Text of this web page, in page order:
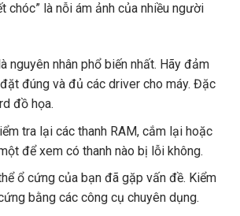
chóc” là nỗi ám ảnh của nhiều người
nguyên nhân phổ biến nhất. Hãy đảm
đúng và đủ các driver cho máy. Đặc
đồ họa.
tra lại các thanh RAM, cắm lại hoặc
để xem có thanh nào bị lỗi không.
ổ cứng của bạn đã gặp vấn đề. Kiểm
bằng các công cụ chuyên dụng.